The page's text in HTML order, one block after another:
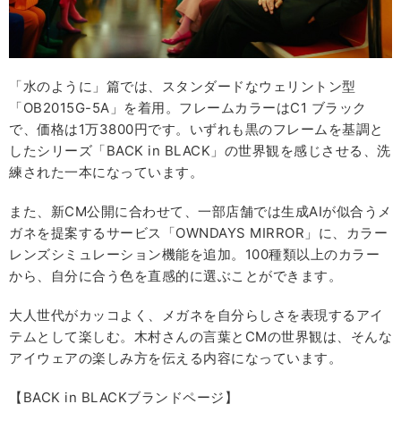
「水のように」篇では、スタンダードなウェリントン型
「OB2015G-5A」を着用。フレームカラーはC1 ブラック
で、価格は1万3800円です。いずれも黒のフレームを基調と
したシリーズ「BACK in BLACK」の世界観を感じさせる、洗
練された一本になっています。
また、新CM公開に合わせて、一部店舗では生成AIが似合うメ
ガネを提案するサービス「OWNDAYS MIRROR」に、カラー
レンズシミュレーション機能を追加。100種類以上のカラー
から、自分に合う色を直感的に選ぶことができます。
大人世代がカッコよく、メガネを自分らしさを表現するアイ
テムとして楽しむ。木村さんの言葉とCMの世界観は、そんな
アイウェアの楽しみ方を伝える内容になっています。
【BACK in BLACKブランドページ】